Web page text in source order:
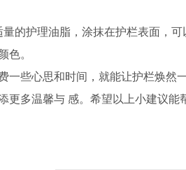
的护理油脂，涂抹在护栏表面，可
色。
一些心思和时间，就能让护栏焕然
更多温馨与 感。希望以上小建议能